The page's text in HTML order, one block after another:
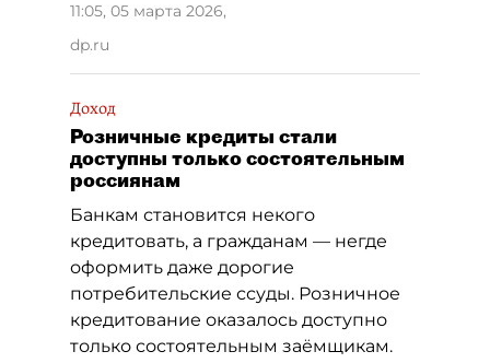
11:05, 05 марта 2026,
dp.ru
Доход
Розничные кредиты стали
доступны только состоятельным
россиянам
Банкам становится некого
кредитовать, а гражданам — негде
оформить даже дорогие
потребительские ссуды. Розничное
кредитование оказалось доступно
только состоятельным заёмщикам.